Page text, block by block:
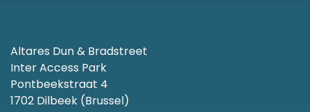
Altares Dun & Bradstreet
Inter Access Park
Pontbeekstraat 4
1702 Dilbeek (Brussel)